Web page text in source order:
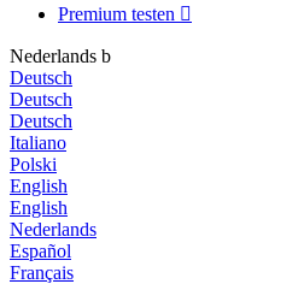
Premium testen 
Nederlands b
Deutsch
Deutsch
Deutsch
Italiano
Polski
English
English
Nederlands
Español
Français